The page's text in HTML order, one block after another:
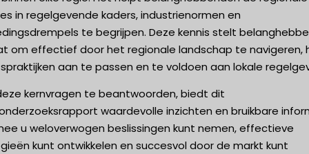
in regelgevende kaders, industrienormen en
te begrijpen. Deze kennis stelt
om effectief door het regionale landschap te navigeren,
aan te passen en te voldoen aan lokale
kernvragen te beantwoorden, biedt dit
waardevolle inzichten en bruikbare
u weloverwogen beslissingen kunt nemen, effectieve
kunt ontwikkelen en succesvol door de markt kunt